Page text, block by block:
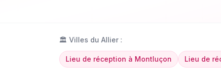
🏛️ Villes du Allier :
Lieu de réception à Montluçon Lieu de